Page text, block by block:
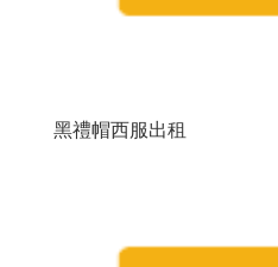
黑禮帽西服出租